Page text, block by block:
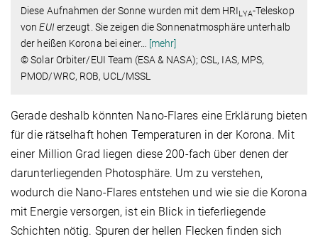
Diese Aufnahmen der Sonne wurden mit dem HRILYA-Teleskop
vonEUIerzeugt. Sie zeigen die Sonnenatmosphäre unterhalb
der heißen Korona bei einer… [mehr]
© Solar Orbiter/EUI Team (ESA & NASA); CSL, IAS, MPS,
PMOD/WRC, ROB, UCL/MSSL
Gerade deshalb könnten Nano-Flares eine Erklärung bieten
für die rätselhaft hohen Temperaturen in der Korona. Mit
einer Million Grad liegen diese 200-fach über denen der
darunterliegenden Photosphäre. Um zu verstehen,
wodurch die Nano-Flares entstehen und wie sie die Korona
mit Energie versorgen, ist ein Blick in tieferliegende
Schichten nötig. Spuren der hellen Flecken finden sich